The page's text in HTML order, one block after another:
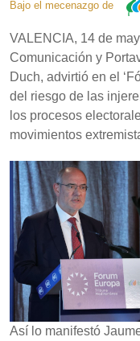
Bajo el mecenazgo de
VALENCIA, 14 de
Comunicación y
Duch, advirtió en el
del riesgo de las
los procesos
movimientos
Así lo manifestó